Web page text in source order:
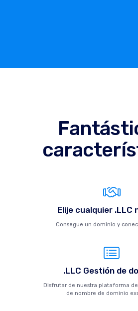
Elije cualquier .LLC
Consegue un dominio y
.LLC Gestión de
Disfrutar de nuestra plataforma
de nombre de dominio